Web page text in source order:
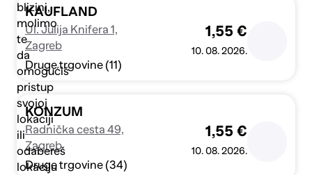
blizini,
molimo
te
da
omogućiš
pristup
svojoj
lokaciji
ili
odabereš
lokaciju
KAUFLAND
Ul. Julija Knifera 1,
Zagreb
Druge trgovine (11)
1,55 €
10. 08. 2026.
KONZUM
Radnička cesta 49,
Zagreb
Druge trgovine (34)
1,55 €
10. 08. 2026.